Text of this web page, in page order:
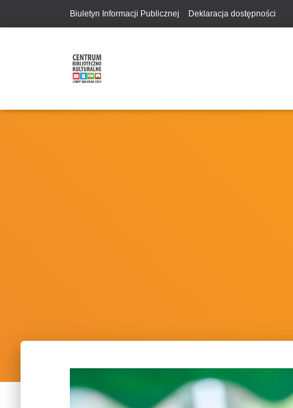
Biuletyn Informacji Publicznej Deklaracja dostępności